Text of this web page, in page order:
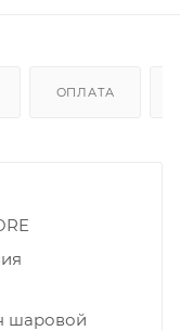
ОПЛАТА
шаровой